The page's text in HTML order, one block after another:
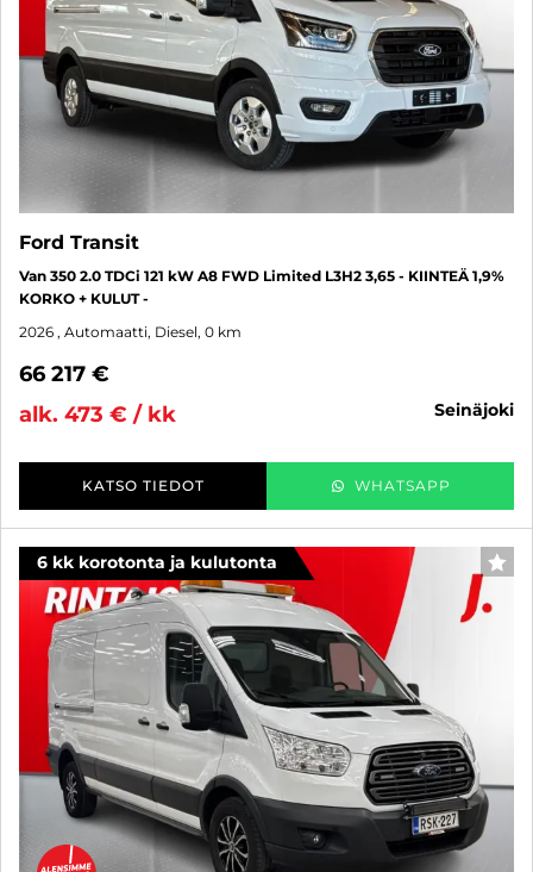
Ford Transit
Van 350 2.0 TDCi 121 kW A8 FWD Limited L3H2 3,65 - KIINTEÄ 1,9%
KORKO + KULUT -
2026 , Automaatti, Diesel, 0 km
66 217 €
alk. 473 € / kk
seinäjoki
KATSO TIEDOT WHATSAPP
6 kk korotonta ja kulutonta